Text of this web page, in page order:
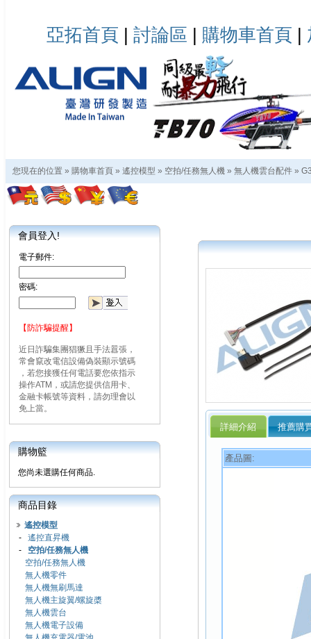
亞拓首頁 | 討論區 | 購物車首頁 |
您現在的位置 » 購物車首頁 » 遙控模型 » 空拍/任務無人機 » 無人機雲台配件 »
會員登入!
電子郵件:
密碼:
【防詐騙提醒】
近日詐騙集團猖獗且手法囂張，
常會竄改電信設備偽裝顯示號碼
，若您接獲任何電話要您依指示
操作ATM，或請您提供信用卡、
金融卡帳號等資料，請勿理會以
免上當。
購物籃
您尚未選購任何商品.
商品目錄
遙控模型
- 遙控直昇機
- 空拍/任務無人機
空拍/任務無人機
無人機零件
無人機無刷馬達
無人機主旋翼/螺旋槳
無人機雲台
無人機電子設備
詳細介紹 推薦購
產品圖: